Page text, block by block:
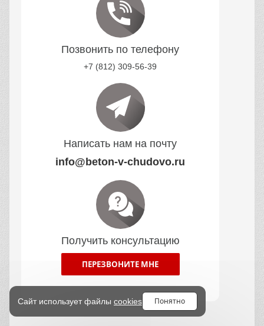
Позвонить по телефону
+7 (812) 309-56-39
Написать нам на почту
info@beton-v-chudovo.ru
Получить консультацию
ПЕРЕЗВОНИТЕ МНЕ
Сайт использует файлы cookies Понятно